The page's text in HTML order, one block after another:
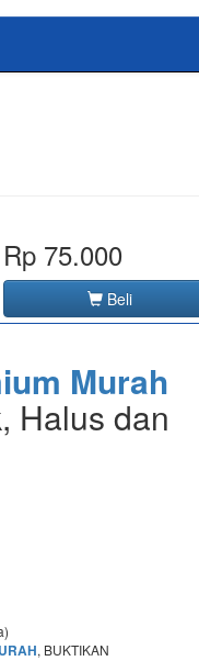
Rp 75.000
Beli
Murah
Halus dan
, BUKTIKAN